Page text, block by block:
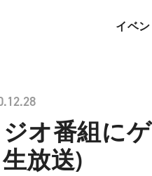
イベ
オ番組に
放送)